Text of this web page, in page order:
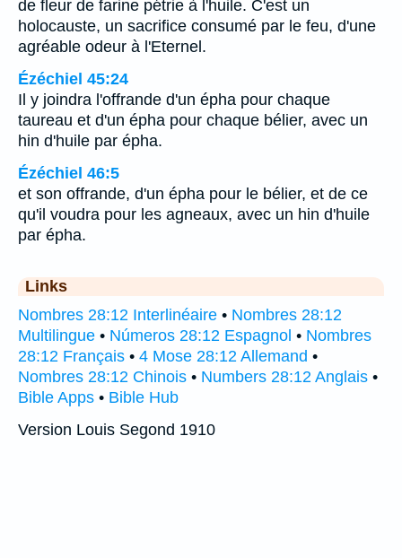
de fleur de farine pétrie à l'huile. C'est un
holocauste, un sacrifice consumé par le feu, d'une
agréable odeur à l'Eternel.
Ézéchiel 45:24
Il y joindra l'offrande d'un épha pour chaque
taureau et d'un épha pour chaque bélier, avec un
hin d'huile par épha.
Ézéchiel 46:5
et son offrande, d'un épha pour le bélier, et de ce
qu'il voudra pour les agneaux, avec un hin d'huile
par épha.
Links
Nombres 28:12 Interlinéaire • Nombres 28:12
Multilingue • Números 28:12 Espagnol • Nombres
28:12 Français • 4 Mose 28:12 Allemand •
Nombres 28:12 Chinois • Numbers 28:12 Anglais •
Bible Apps • Bible Hub
Version Louis Segond 1910